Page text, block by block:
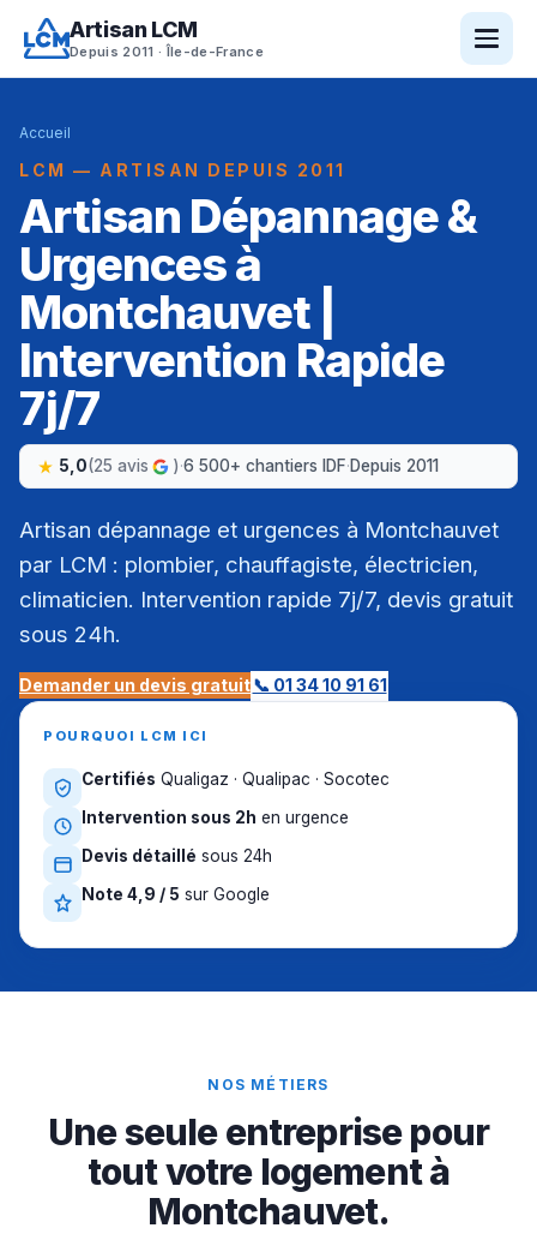
Artisan LCM
Depuis 2011 · Île-de-France
Accueil
LCM — ARTISAN DEPUIS 2011
Artisan Dépannage &
Urgences à
Montchauvet |
Intervention Rapide
7j/7
5,0(25 avis )·6 500+ chantiers IDF·Depuis 2011
Artisan dépannage et urgences à Montchauvet
par LCM : plombier, chauffagiste, électricien,
climaticien. Intervention rapide 7j/7, devis gratuit
sous 24h.
Demander un devis gratuit📞 01 34 10 91 61
POURQUOI LCM ICI
Certifiés Qualigaz · Qualipac · Socotec
Intervention sous 2h en urgence
Devis détaillé sous 24h
Note 4,9 / 5 sur Google
NOS MÉTIERS
Une seule entreprise pour
tout votre logement à
Montchauvet.